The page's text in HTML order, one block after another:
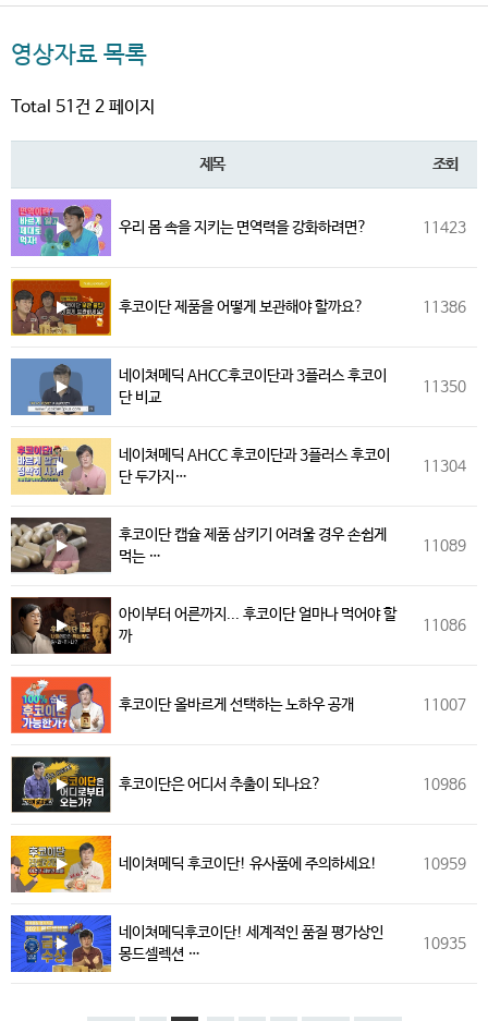
영상자료 목록
Total 51건 2 페이지
제목 조회
우리 몸 속을 지키는 면역력을 강화하려면? 11423
후코이단 제품을 어떻게 보관해야 할까요? 11386
네이쳐메딕 AHCC후코이단과 3플러스 후코이
단 비교
11350
네이쳐메딕 AHCC 후코이단과 3플러스 후코이
단 두가지…
11304
후코이단 캡슐 제품 삼키기 어려울 경우 손쉽게
먹는 …
11089
아이부터 어른까지... 후코이단 얼마나 먹어야 할
까
11086
후코이단 올바르게 선택하는 노하우 공개 11007
후코이단은 어디서 추출이 되나요? 10986
네이쳐메딕 후코이단! 유사품에 주의하세요! 10959
네이쳐메딕후코이단! 세계적인 품질 평가상인
몽드셀렉션 …
10935